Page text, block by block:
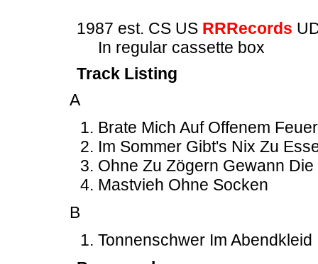
1987 est. CS US RRRecords
In regular cassette box
Track Listing
A
Brate Mich Auf Offenem Feuer
Im Sommer Gibt's Nix Zu
Ohne Zu Zögern Gewann
Mastvieh Ohne Socken
B
Tonnenschwer Im Abendkleid